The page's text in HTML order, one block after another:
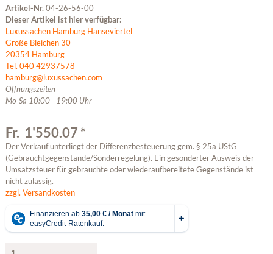
Artikel-Nr.04-26-56-00
Dieser Artikel ist hier verfügbar:
Luxussachen Hamburg Hanseviertel
Große Bleichen 30
20354 Hamburg
Tel. 040 42937578
hamburg@luxussachen.com
Öffnungszeiten
Mo-Sa 10:00 - 19:00 Uhr
Fr. 1'550.07 *
Der Verkauf unterliegt der Differenzbesteuerung gem. § 25a UStG
(Gebrauchtgegenstände/Sonderregelung). Ein gesonderter Ausweis der
Umsatzsteuer für gebrauchte oder wiederaufbereitete Gegenstände ist
nicht zulässig.
zzgl. Versandkosten